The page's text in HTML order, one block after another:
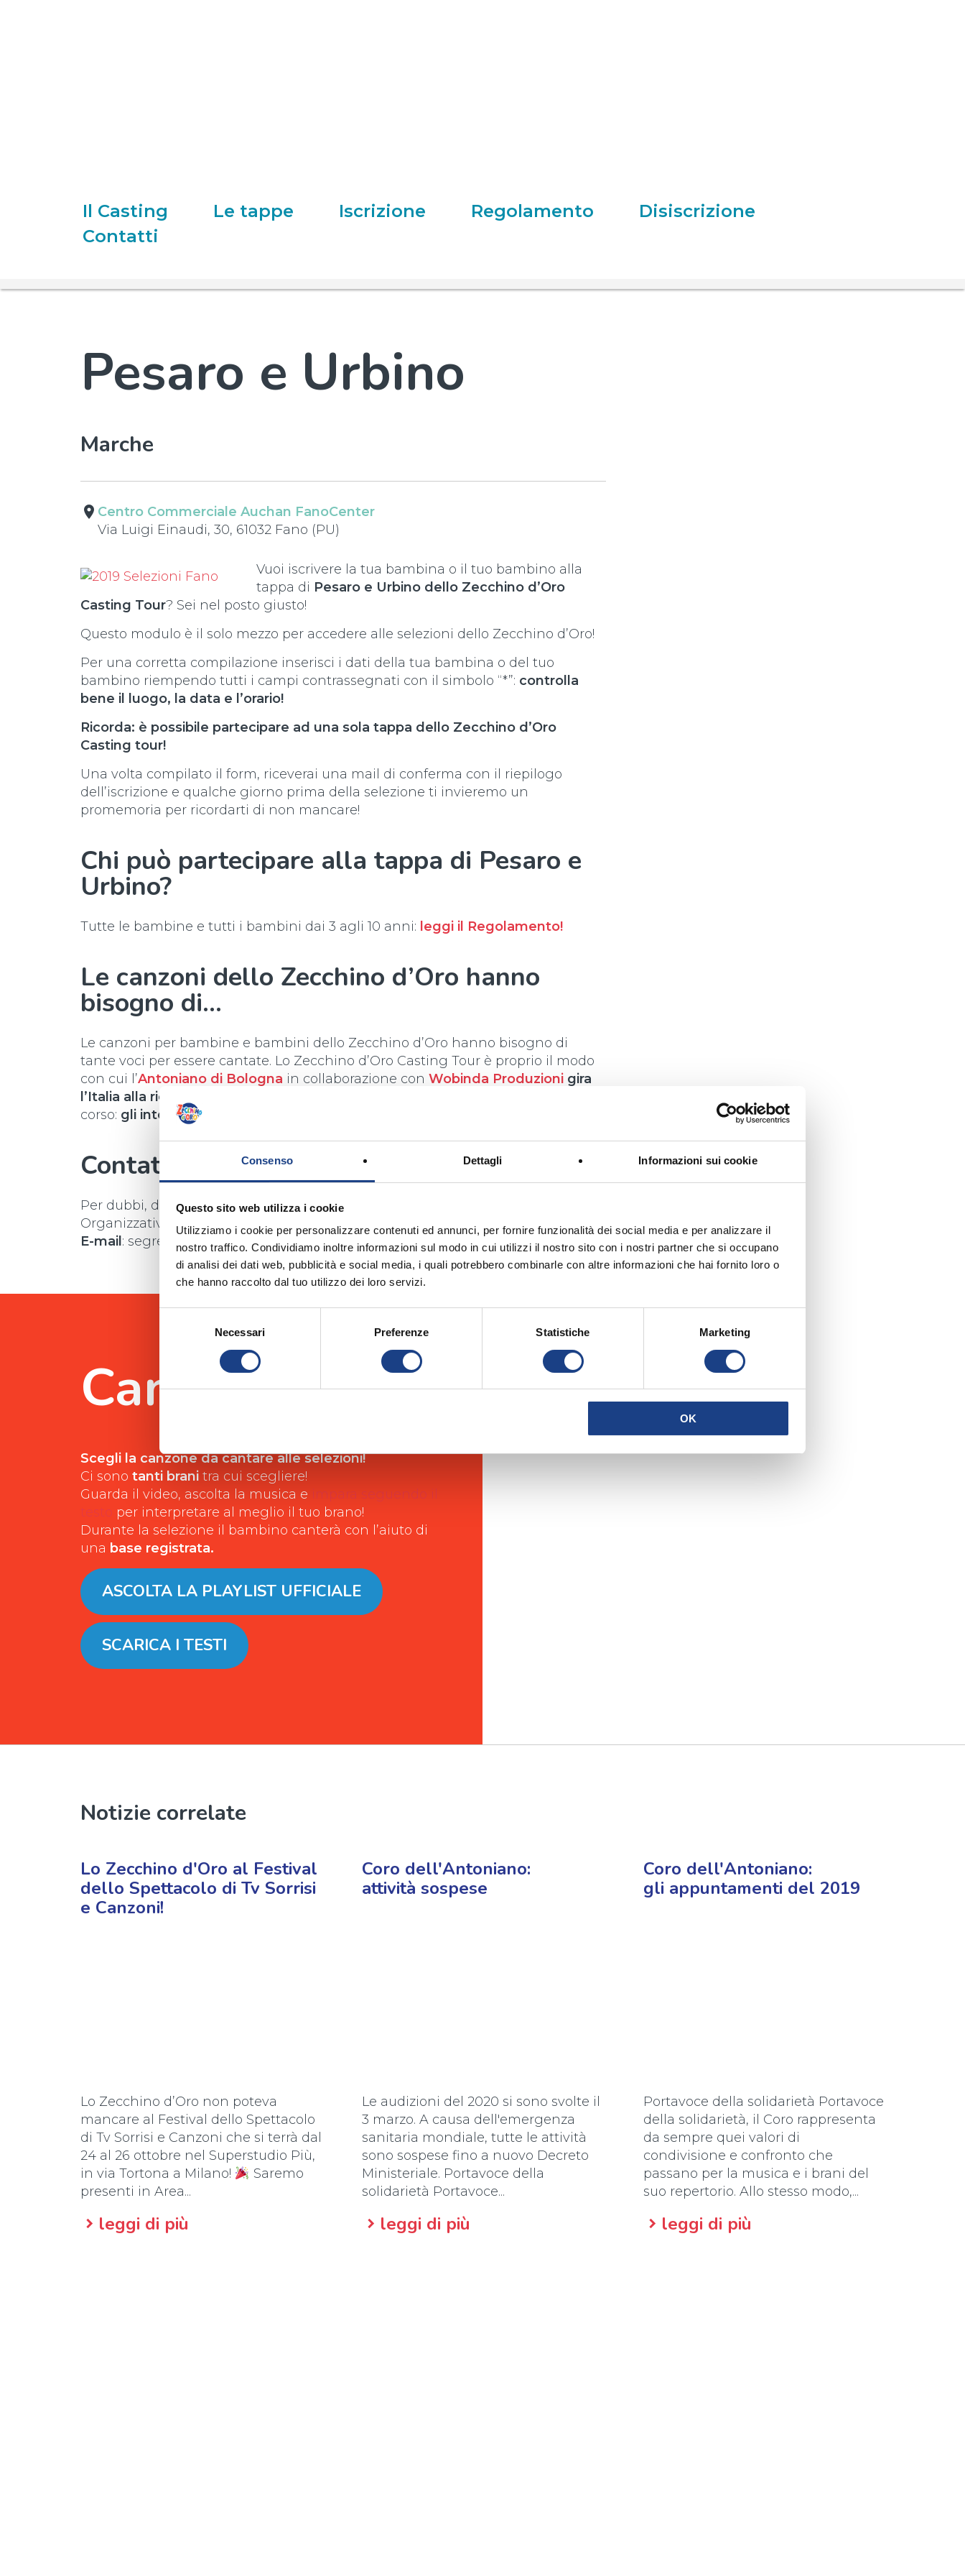
Consenso Dettagli Informazioni sui cookie
Questo sito web utilizza i cookie
Utilizziamo i cookie per personalizzare contenuti ed annunci, per fornire funzionalità dei social media e per analizzare il
nostro traffico. Condividiamo inoltre informazioni sul modo in cui utilizzi il nostro sito con i nostri partner che si occupano
di analisi dei dati web, pubblicità e social media, i quali potrebbero combinarle con altre informazioni che hai fornito loro o
che hanno raccolto dal tuo utilizzo dei loro servizi.
Necessari Preferenze Statistiche Marketing
OK
Il Casting Le tappe Iscrizione Regolamento
Disiscrizione
Contatti
Pesaro e Urbino
Marche
place Centro Commerciale Auchan FanoCenter
Via Luigi Einaudi, 30, 61032 Fano (PU)
Vuoi iscrivere la tua bambina o il tuo bambino alla
tappa di Pesaro e Urbino dello Zecchino d’Oro
Casting Tour? Sei nel posto giusto!
Questo modulo è il solo mezzo per accedere alle selezioni dello Zecchino d’Oro!
Per una corretta compilazione inserisci i dati della tua bambina o del tuo
bambino riempendo tutti i campi contrassegnati con il simbolo “*”: controlla
bene il luogo, la data e l’orario!
Ricorda: è possibile partecipare ad una sola tappa dello Zecchino d’Oro
Casting tour!
Una volta compilato il form, riceverai una mail di conferma con il riepilogo
dell’iscrizione e qualche giorno prima della selezione ti invieremo un
promemoria per ricordarti di non mancare!
Chi può partecipare alla tappa di Pesaro e
Urbino?
Tutte le bambine e tutti i bambini dai 3 agli 10 anni: leggi il Regolamento!
Le canzoni dello Zecchino d’Oro hanno
bisogno di…
Le canzoni per bambine e bambini dello Zecchino d’Oro hanno bisogno di
tante voci per essere cantate. Lo Zecchino d’Oro Casting Tour è proprio il modo
con cui l’Antoniano di Bologna in collaborazione con Wobinda Produzioni gira
l’Italia alla ricerca degli interpreti adatti a cantare i brani scelti
corso: gli interpreti “giusti” per personalità, età e voce.
Contattaci!
Per dubbi, difficoltà e informazioni contatta via mail la nostra Segreteria
Organizzativa
E-mail : segreteria@antoniano.it
Canzoni
Scegli la canzone da cantare alle selezioni!
Ci sono tanti brani tra cui scegliere!
Guarda il video, ascolta la musica e impara seguendo il
testo per interpretare al meglio il tuo brano!
Durante la selezione il bambino canterà con l’aiuto di
una base registrata.
ASCOLTA LA PLAYLIST UFFICIALE
SCARICA I TESTI
Notizie correlate
Lo Zecchino d'Oro al Festival
dello Spettacolo di Tv Sorrisi
e Canzoni!
Lo Zecchino d’Oro non poteva
mancare al Festival dello Spettacolo
di Tv Sorrisi e Canzoni che si terrà dal
24 al 26 ottobre nel Superstudio Più,
in via Tortona a Milano!
Saremo
presenti in Area...
leggi di più
Coro dell'Antoniano:
attività sospese
Le audizioni del 2020 si sono svolte il
3 marzo. A causa dell'emergenza
sanitaria mondiale, tutte le attività
sono sospese fino a nuovo Decreto
Ministeriale. Portavoce della
solidarietà Portavoce...
leggi di più
Coro dell'Antoniano:
gli appuntamenti del 2019
Portavoce della solidarietà Portavoce
della solidarietà, il Coro rappresenta
da sempre quei valori di
condivisione e confronto che
passano per la musica e i brani del
suo repertorio. Allo stesso modo,...
leggi di più